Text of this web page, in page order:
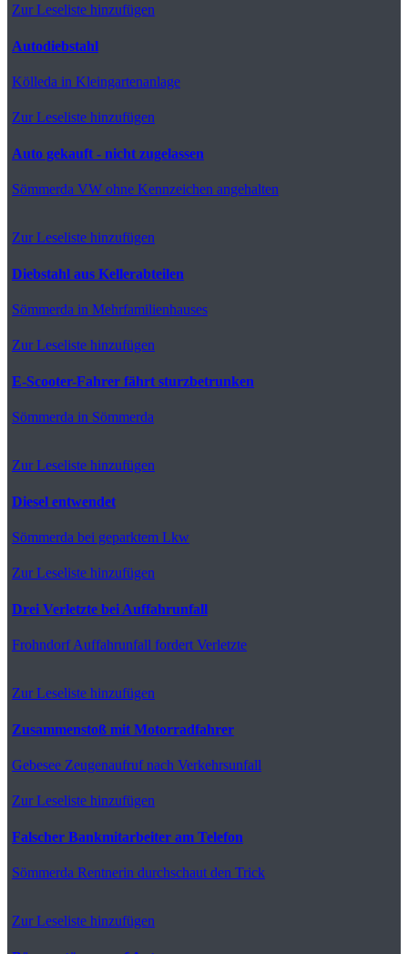
Zur Leseliste hinzufügen
Autodiebstahl
Kölleda in Kleingartenanlage
Zur Leseliste hinzufügen
Auto gekauft - nicht zugelassen
Sömmerda VW ohne Kennzeichen angehalten
Zur Leseliste hinzufügen
Diebstahl aus Kellerabteilen
Sömmerda in Mehrfamilienhauses
Zur Leseliste hinzufügen
E-Scooter-Fahrer fährt sturzbetrunken
Sömmerda in Sömmerda
Zur Leseliste hinzufügen
Diesel entwendet
Sömmerda bei geparktem Lkw
Zur Leseliste hinzufügen
Drei Verletzte bei Auffahrunfall
FrohndorfAuffahrunfall fordert Verletzte
Zur Leseliste hinzufügen
Zusammenstoß mit Motorradfahrer
Gebesee Zeugenaufruf nach Verkehrsunfall
Zur Leseliste hinzufügen
Falscher Bankmitarbeiter am Telefon
Sömmerda Rentnerin durchschaut den Trick
Zur Leseliste hinzufügen